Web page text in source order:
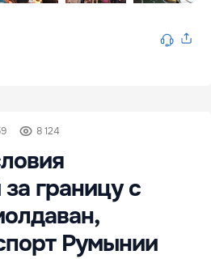
8 124
границу с
Румынии